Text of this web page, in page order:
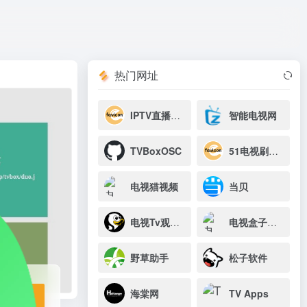
热门网址
IPTV直播源监控 智能电视网
TVBoxOSC 51电视刷机网
电视猫视频 当贝
电视Tv观影指南 电视盒子来源表
野草助手 松子软件
海棠网 TV Apps